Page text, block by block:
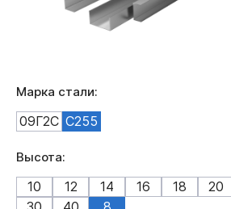
Марка стали:
09Г2С С255
Высота:
10 12 14 16 18 20